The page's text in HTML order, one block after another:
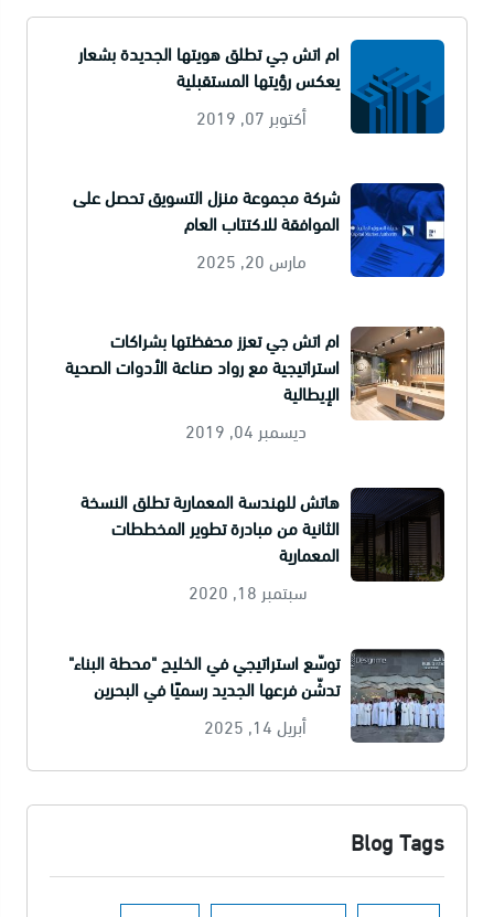
ام اتش جي تطلق هويتها الجديدة بشعار
يعكس رؤيتها المستقبلية
أكتوبر 07, 2019
شركة مجموعة منزل التسويق تحصل على
الموافقة للاكتتاب العام
مارس 20, 2025
ام اتش جي تعزز محفظتها بشراكات
استراتيجية مع رواد صناعة الأدوات الصحية
الإيطالية
ديسمبر 04, 2019
هاتش للهندسة المعمارية تطلق النسخة
الثانية من مبادرة تطوير المخططات
المعمارية
سبتمبر 18, 2020
توسّع استراتيجي في الخليج "محطة البناء"
تدشّن فرعها الجديد رسميًا في البحرين
أبريل 14, 2025
Blog Tags